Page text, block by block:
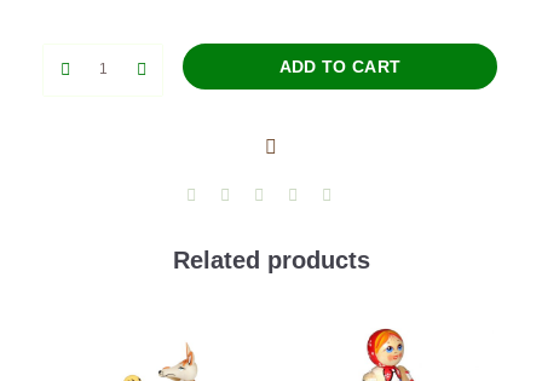
ADD TO CART
Related products